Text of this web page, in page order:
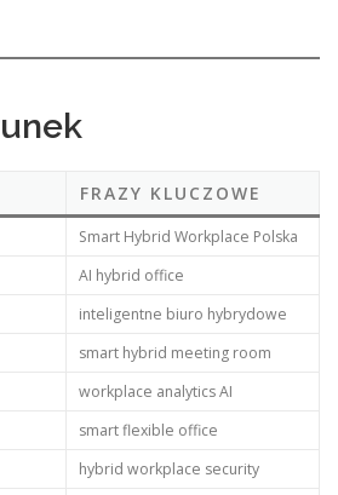
FRAZY KLUCZOWE
Smart Hybrid Workplace Polska
AI hybrid office
inteligentne biuro hybrydowe
smart hybrid meeting room
workplace analytics AI
smart flexible office
hybrid workplace security